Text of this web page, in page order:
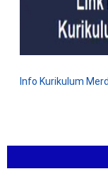
Standar Isi
Latihan soal
Latihan soal
Penugasan
Info Kurikulum